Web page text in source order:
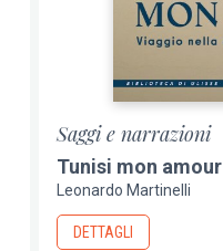
Saggi e narrazioni
Tunisi mon amour
Leonardo Martinelli
DETTAGLI